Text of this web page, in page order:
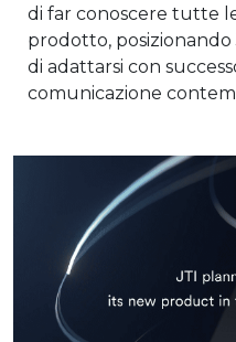
di far conoscere tutte
prodotto,
di adattarsi con
comunicazione